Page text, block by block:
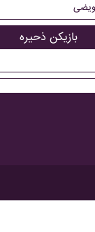
بازیکن ذحیره